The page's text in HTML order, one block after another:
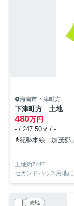
海南市下津町方
下津町方 土地
480万円
- / 247.50㎡ / -
紀勢本線「加茂郷
土地約74坪
セカンドハウス用地
売地